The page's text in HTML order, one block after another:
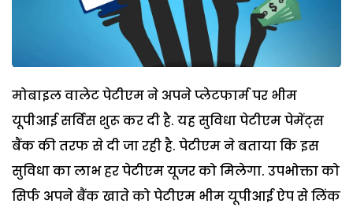
मोबाइल वालेट पेटीएम ने अपने प्लेटफार्म पर भीम
यूपीआई सर्विस शुरू कर दी है. यह सुविधा पेटीएम पेमेंट्स
बैंक की तरफ से दी जा रही है. पेटीएम ने बताया कि इस
सुविधा का लाभ हर पेटीएम यूजर को मिलेगा. उपभोक्ता को
सिर्फ अपने बैंक खाते को पेटीएम भीम यूपीआई ऐप से लिंक